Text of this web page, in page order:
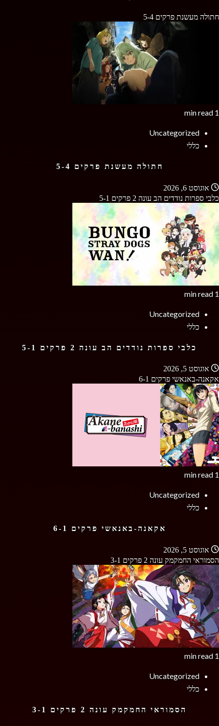
חתולה מעשנת פרקים 5-4
1 min read
Uncategorized
כללי
חתולה מעשנת פרקים 5-4
אוגוסט 6, 2026
כלבי ספרות נודדים הב עונה 2 פרקים 5-1
1 min read
Uncategorized
כללי
כלבי ספרות נודדים הב עונה 2 פרקים 5-1
אוגוסט 5, 2026
אקאנה-באנאשי פרקים 6-1
1 min read
Uncategorized
כללי
אקאנה-באנאשי פרקים 6-1
אוגוסט 5, 2026
הסמוראי החמקמק עונה 2 פרקים 3-1
1 min read
Uncategorized
כללי
הסמוראי החמקמק עונה 2 פרקים 3-1